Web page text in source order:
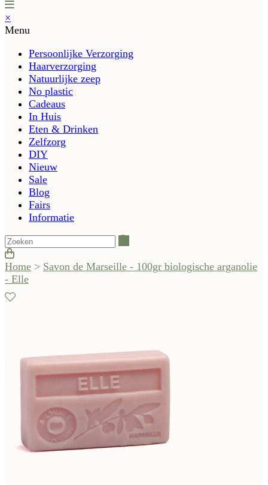
×
Menu
Persoonlijke Verzorging
Haarverzorging
Natuurlijke zeep
No plastic
Cadeaus
In Huis
Eten & Drinken
Zelfzorg
DIY
Nieuw
Sale
Blog
Fairs
Informatie
Home > Savon de Marseille - 100gr biologische arganolie
- Elle